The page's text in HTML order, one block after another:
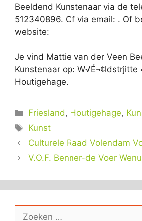
Beeldend Kunstenaar via de
512340896. Of via email: . Of
website:
Je vind Mattie van der Veen
Kunstenaar op: W√É¬¢ldstrjitte
Houtigehage.
Categorieën
Friesland, Houtigehage,
Tags
Kunst
Culturele Raad Volendam
V.O.F. Benner-de Voer
Zoek